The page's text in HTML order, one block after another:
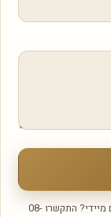
הפרטים יישלחו אלינו ונחזור אליכם בהקדם. מעדיפים מיידי? התקשרו 08-